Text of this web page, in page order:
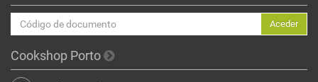
Aceder
Cookshop Porto